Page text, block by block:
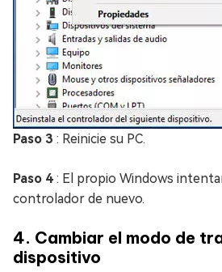
Paso 3 : Reinicie su PC.
Paso 4 : El propio Windows
controlador de nuevo.
4. Cambiar el modo de
dispositivo